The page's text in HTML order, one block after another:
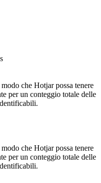
che Hotjar possa tenere
per un conteggio totale delle
che Hotjar possa tenere
per un conteggio totale delle